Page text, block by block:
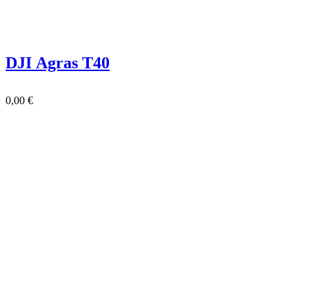
DJI Agras T40
0,00 €